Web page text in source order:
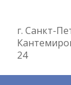
г. Санкт-
24